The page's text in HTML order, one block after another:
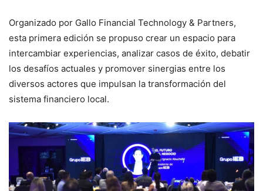
Organizado por Gallo Financial Technology & Partners,
esta primera edición se propuso crear un espacio para
intercambiar experiencias, analizar casos de éxito, debatir
los desafíos actuales y promover sinergias entre los
diversos actores que impulsan la transformación del
sistema financiero local.